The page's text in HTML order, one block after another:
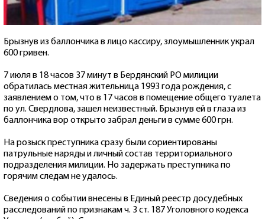
Брызнув из баллончика в лицо кассиру, злоумышленник украл
600 гривен.
7 июля в 18 часов 37 минут в Бердянский РО милиции
обратилась местная жительница 1993 года рождения, с
заявлением о том, что в 17 часов в помещение общего туалета
по ул. Свердлова, зашел неизвестный. Брызнув ей в глаза из
баллончика вор открыто забрал деньги в сумме 600 грн.
На розыск преступника сразу были сориентированы
патрульные наряды и личный состав территориального
подразделения милиции. Но задержать преступника по
горячим следам не удалось.
Сведения о событии внесены в Единый реестр досудебных
расследований по признакам ч. 3 ст. 187 Уголовного кодекса